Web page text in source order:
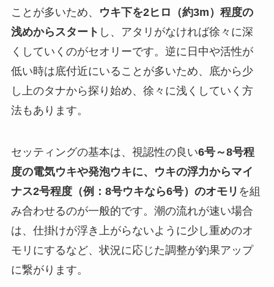
ことが多いため、
ウキ下を2ヒロ（約3m）程度の
浅めからスタート し、アタリがなければ徐々に深
くしていくのがセオリーです。逆に日中や活性が
低い時は底付近にいることが多いため、底から少
し上のタナから探り始め、徐々に浅くしていく方
法もあります。
セッティングの基本は、視認性の良い6号～8号程
度の電気ウキや発泡ウキに、ウキの浮力からマイ
ナス2号程度（例：8号ウキなら6号）のオモリ を組
み合わせるのが一般的です。潮の流れが速い場合
は、仕掛けが浮き上がらないように少し重めのオ
モリにするなど、状況に応じた調整が釣果アップ
に繋がります。